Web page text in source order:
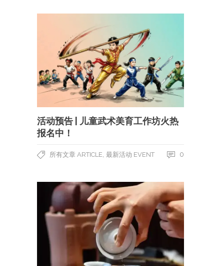
活动预告 | 儿童武术美育工作坊火热
报名中！
所有文章 ARTICLE 最新活动 EVENT 0